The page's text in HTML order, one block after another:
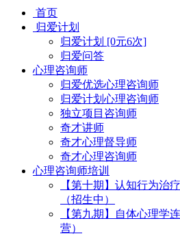
首页
归爱计划
归爱计划 [0元6次]
归爱问答
心理咨询师
归爱优选心理咨询师
归爱计划心理咨询师
独立项目咨询师
奇才讲师
奇才心理督导师
奇才心理咨询师
心理咨询师培训
【第十期】认知行为治
（招生中）
【第九期】自体心理学
营）